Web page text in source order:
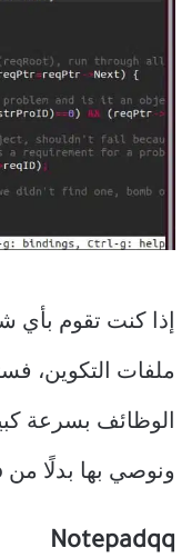
إذا كنت تقوم بأي
ملفات التكوين،
الوظائف بسرعة
ونوصي بها بدلًا من nano.
Notepadqq